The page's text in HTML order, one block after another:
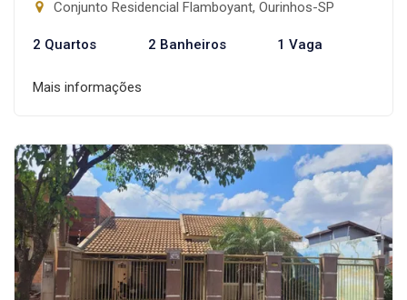
Conjunto Residencial Flamboyant, Ourinhos-SP
2 Quartos 2 Banheiros 1 Vaga
Mais informações